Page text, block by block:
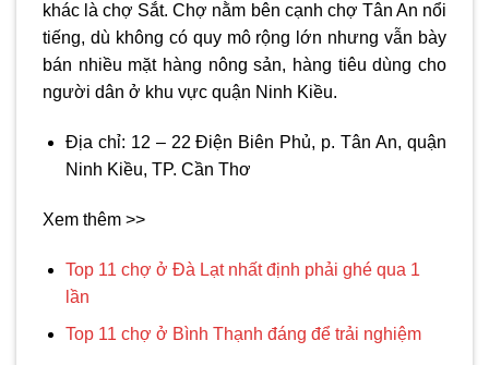
khác là chợ Sắt. Chợ nằm bên cạnh chợ Tân An nổi
tiếng, dù không có quy mô rộng lớn nhưng vẫn bày
bán nhiều mặt hàng nông sản, hàng tiêu dùng cho
người dân ở khu vực quận Ninh Kiều.
Địa chỉ: 12 – 22 Điện Biên Phủ, p. Tân An, quận
Ninh Kiều, TP. Cần Thơ
Xem thêm >>
Top 11 chợ ở Đà Lạt nhất định phải ghé qua 1
lần
Top 11 chợ ở Bình Thạnh đáng để trải nghiệm